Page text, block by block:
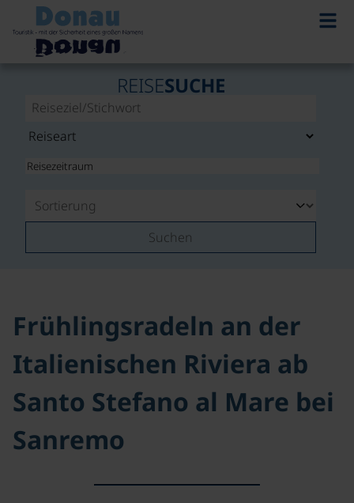
REISESUCHE
Suchen
Frühlingsradeln an der
Italienischen Riviera ab
Santo Stefano al Mare bei
Sanremo